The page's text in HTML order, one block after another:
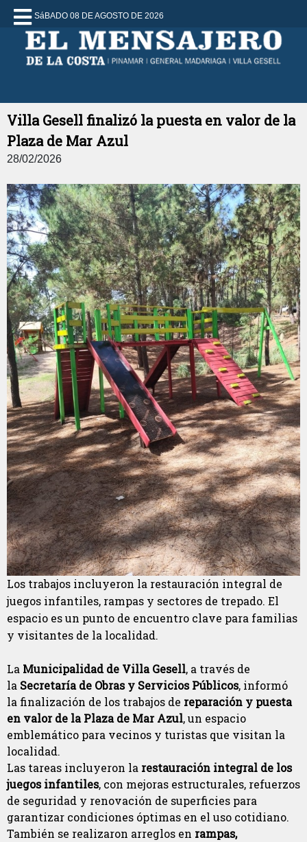
SáBADO 08 DE AGOSTO DE 2026
Villa Gesell finalizó la puesta en valor de la
Plaza de Mar Azul
28/02/2026
Los trabajos incluyeron la restauración integral de
juegos infantiles, rampas y sectores de trepado. El
espacio es un punto de encuentro clave para familias
y visitantes de la localidad.
La Municipalidad de Villa Gesell, a través de
la Secretaría de Obras y Servicios Públicos, informó
la finalización de los trabajos de reparación y puesta
en valor de la Plaza de Mar Azul, un espacio
emblemático para vecinos y turistas que visitan la
localidad.
Las tareas incluyeron la restauración integral de los
juegos infantiles, con mejoras estructurales, refuerzos
de seguridad y renovación de superficies para
garantizar condiciones óptimas en el uso cotidiano.
También se realizaron arreglos en rampas,